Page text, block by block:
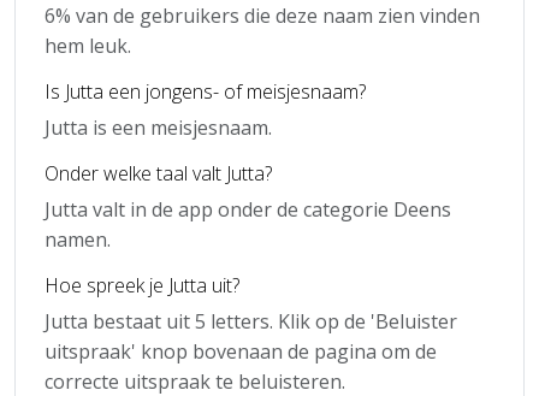
6% van de gebruikers die deze naam zien vinden
hem leuk.
Is Jutta een jongens- of meisjesnaam?
Jutta is een meisjesnaam.
Onder welke taal valt Jutta?
Jutta valt in de app onder de categorie Deens
namen.
Hoe spreek je Jutta uit?
Jutta bestaat uit 5 letters. Klik op de 'Beluister
uitspraak' knop bovenaan de pagina om de
correcte uitspraak te beluisteren.